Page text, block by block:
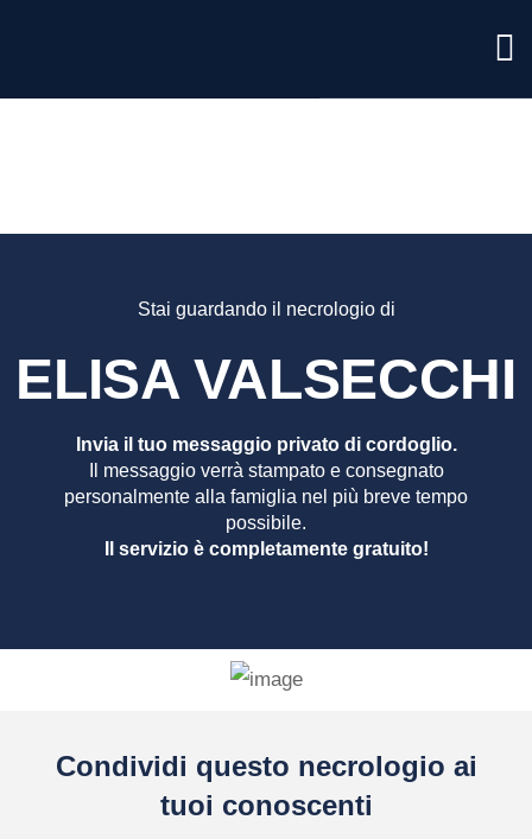
Stai guardando il necrologio di
ELISA VALSECCHI
Invia il tuo messaggio privato di cordoglio.
Il messaggio verrà stampato e consegnato
personalmente alla famiglia nel più breve tempo
possibile.
Il servizio è completamente gratuito!
Condividi questo necrologio ai
tuoi conoscenti